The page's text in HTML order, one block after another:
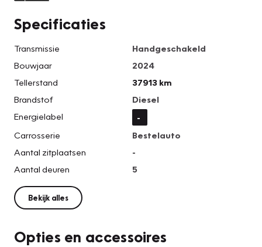
Specificaties
Transmissie
Handgeschakeld
Bouwjaar
2024
Tellerstand
37913 km
Brandstof
Diesel
Energielabel
-
Carrosserie
Bestelauto
Aantal zitplaatsen
-
Aantal deuren
5
Bekijk alles
Opties en accessoires